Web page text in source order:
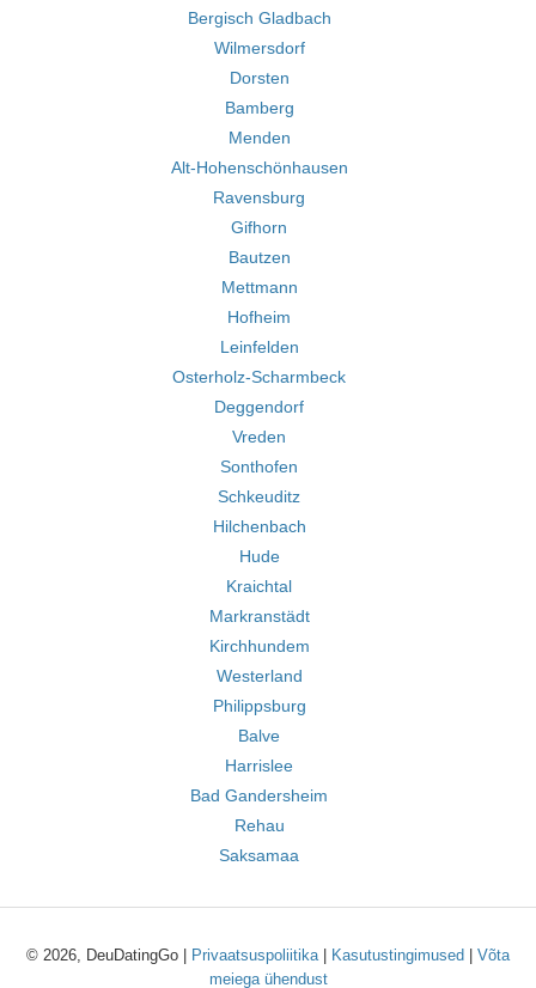
Bergisch Gladbach
Wilmersdorf
Dorsten
Bamberg
Menden
Alt-Hohenschönhausen
Ravensburg
Gifhorn
Bautzen
Mettmann
Hofheim
Leinfelden
Osterholz-Scharmbeck
Deggendorf
Vreden
Sonthofen
Schkeuditz
Hilchenbach
Hude
Kraichtal
Markranstädt
Kirchhundem
Westerland
Philippsburg
Balve
Harrislee
Bad Gandersheim
Rehau
Saksamaa
© 2026, DeuDatingGo | Privaatsuspoliitika| Kasutustingimused
Võta
meiega ühendust